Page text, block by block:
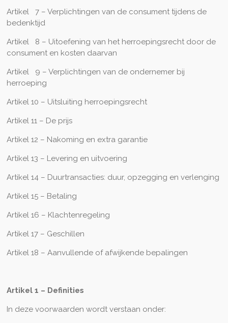
Artikel 7 – Verplichtingen van de consument tijdens de
bedenktijd
Artikel 8 – Uitoefening van het herroepingsrecht door de
consument en kosten daarvan
Artikel 9 – Verplichtingen van de ondernemer bij
herroeping
Artikel 10 – Uitsluiting herroepingsrecht
Artikel 11 – De prijs
Artikel 12 – Nakoming en extra garantie
Artikel 13 – Levering en uitvoering
Artikel 14 – Duurtransacties: duur, opzegging en verlenging
Artikel 15 – Betaling
Artikel 16 – Klachtenregeling
Artikel 17 – Geschillen
Artikel 18 – Aanvullende of afwijkende bepalingen
Artikel 1 – Definities
In deze voorwaarden wordt verstaan onder: